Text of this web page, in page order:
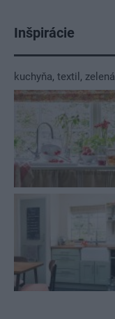
Inšpirácie
kuchyňa, textil , zelená